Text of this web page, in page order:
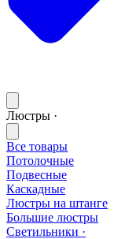
Люстры ·
Все товары
Потолочные
Подвесные
Каскадные
Люстры на штанге
Большие люстры
Светильники ·